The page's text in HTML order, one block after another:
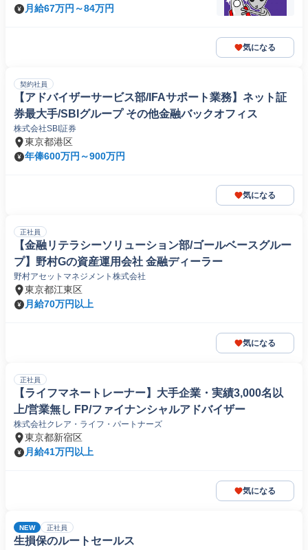
月給67万円～84万円
気になる
契約社員
【アドバイザーサービス部/IFAサポート業務】ネット証
券最大手/SBIグループ その他金融バックオフィス
株式会社SBI証券
東京都港区
年俸600万円～900万円
気になる
正社員
【金融リテラシーソリューション部/ゴールベースグルー
プ】野村Gの資産運用会社 金融ディーラー
野村アセットマネジメント株式会社
東京都江東区
月給70万円以上
気になる
正社員
【ライフマネートレーナー】大手企業・実績3,000名以
上/営業無し FP/ファイナンシャルアドバイザー
株式会社クレア・ライフ・パートナーズ
東京都新宿区
月給41万円以上
気になる
NEW 正社員
生損保のルートセールス